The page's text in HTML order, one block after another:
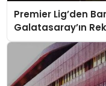
Premier Lig’den
Galatasaray’ın